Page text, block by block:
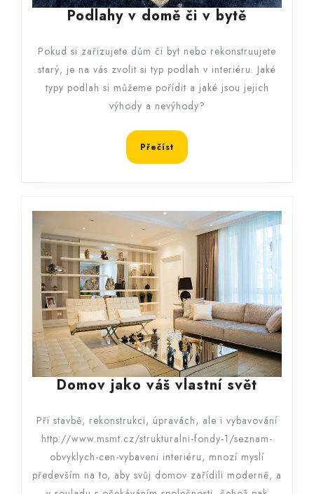
Podlahy v domě či v bytě
domě
či
v
bytě
Pokud si zařizujete dům či byt nebo rekonstruujete
starý, je na vás zvolit si typ podlah v interiéru. Jaké
typy podlah si můžeme pořídit a jaké jsou jejich
výhody a nevýhody?
Přečíst Přečíst
Domov jako váš vlastní svět
váš
vlastní
svět
Při stavbě, rekonstrukci, úpravách, ale i vybavování
http://www.msmt.cz/strukturalni-fondy-1/seznam-
obvyklych-cen-vybaveni interiéru, mnozí myslí
především na to, aby svůj domov zařídili moderně, a